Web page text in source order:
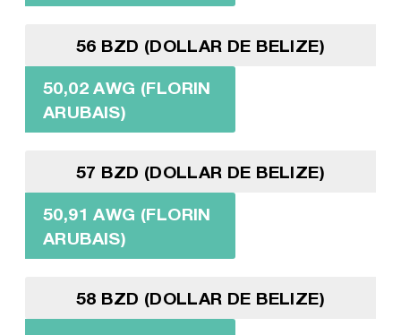
56 BZD (DOLLAR DE BELIZE)
50,02 AWG (FLORIN
ARUBAIS)
57 BZD (DOLLAR DE BELIZE)
50,91 AWG (FLORIN
ARUBAIS)
58 BZD (DOLLAR DE BELIZE)